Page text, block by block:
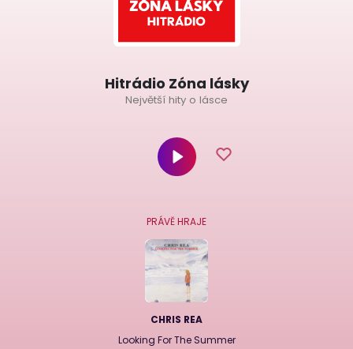
Hitrádio Zóna lásky
Největší hity o lásce
PRÁVĚ HRAJE
CHRIS REA
Looking For The Summer